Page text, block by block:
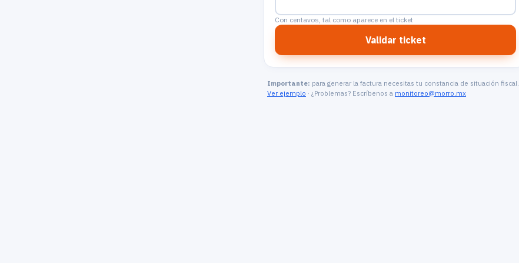
Con centavos, tal como aparece en el ticket
Validar ticket
Importante: para generar la factura necesitas tu constancia de situación fiscal.
Ver ejemplo · ¿Problemas? Escríbenos a monitoreo@morro.mx